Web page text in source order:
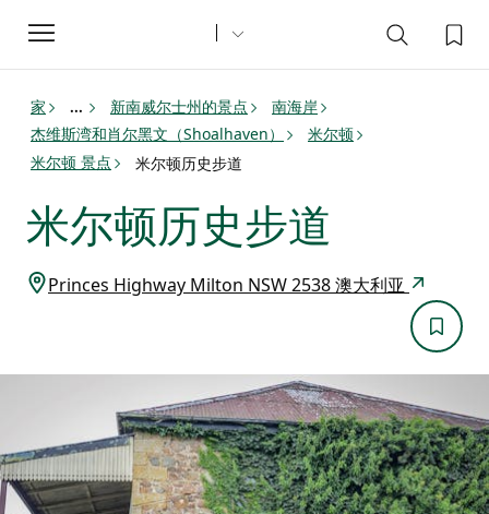
Toggle
navigation
家 ... 新南威尔士州的景点
南海岸
杰维斯湾和肖尔黑文（Shoalhaven）
米尔顿
米尔顿 景点
米尔顿历史步道
米尔顿历史步道
Princes Highway Milton NSW 2538 澳大利亚